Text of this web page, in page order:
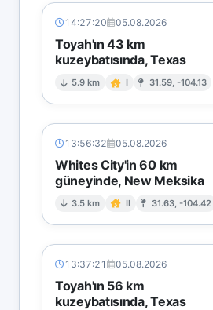
14:27:20 05.08.2026
Toyah'ın 43 km
kuzeybatısında, Texas
5.9 km I 31.59, -104.13
13:56:32 05.08.2026
Whites City'in 60 km
güneyinde, New Meksika
3.5 km II 31.63, -104.42
13:37:21 05.08.2026
Toyah'ın 56 km
kuzeybatısında, Texas